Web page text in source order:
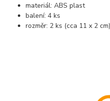
materiál: ABS plast
balení: 4 ks
rozměr: 2 ks (cca 11 x 2